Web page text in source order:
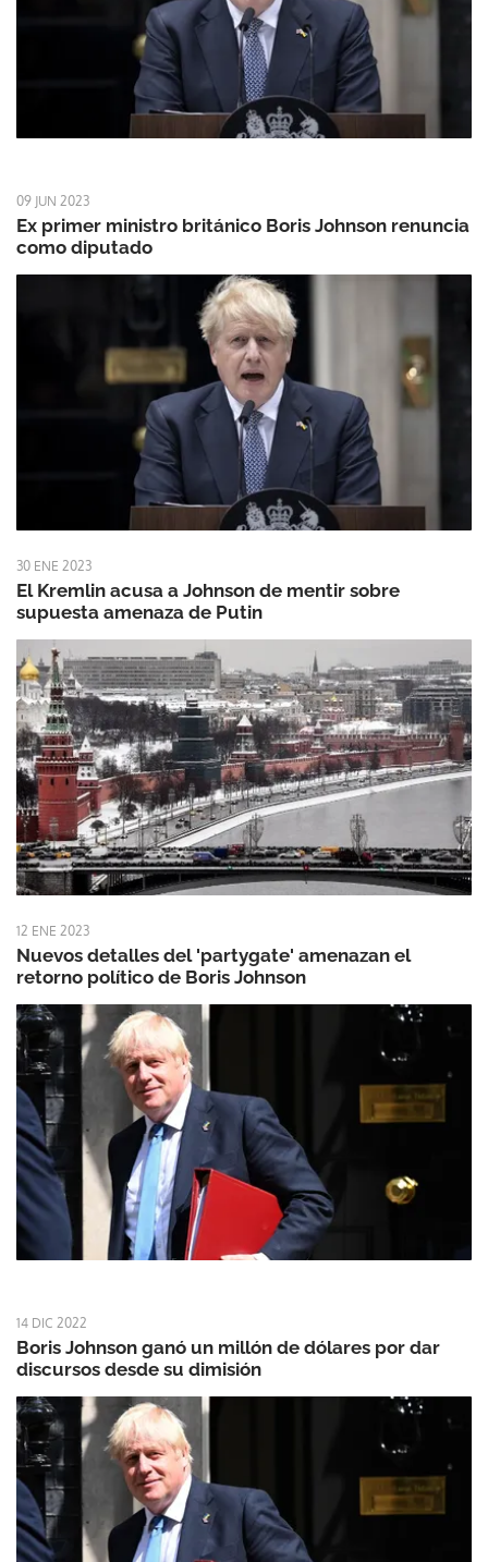
09 JUN 2023
Ex primer ministro británico Boris Johnson renuncia
como diputado
30 ENE 2023
El Kremlin acusa a Johnson de mentir sobre
supuesta amenaza de Putin
12 ENE 2023
Nuevos detalles del 'partygate' amenazan el
retorno político de Boris Johnson
14 DIC 2022
Boris Johnson ganó un millón de dólares por dar
discursos desde su dimisión